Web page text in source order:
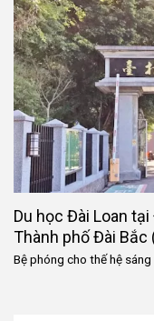
Du học Đài Loan
Thành phố Đài Bắc
Bệ phóng cho thế hệ sáng